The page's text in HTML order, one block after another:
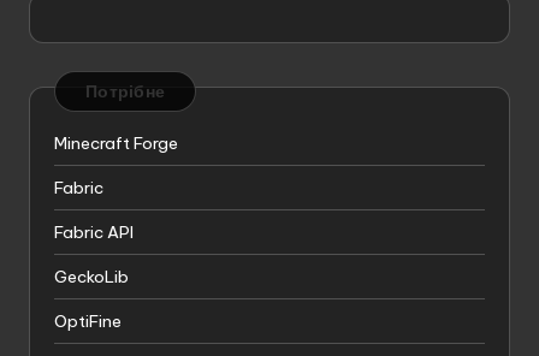
Потрібне
Minecraft Forge
Fabric
Fabric API
GeckoLib
OptiFine